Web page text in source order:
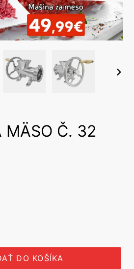
MÄSO Č. 32
DO KOŠÍKA